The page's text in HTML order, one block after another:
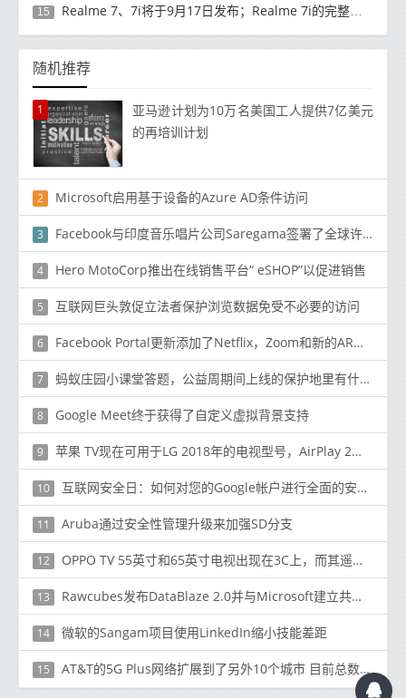
15 Realme 7、7i将于9月17日发布；Realme 7i的完整规格并导致泄漏
随机推荐
1
亚马逊计划为10万名美国工人提供7亿美元
的再培训计划
2 Microsoft启用基于设备的Azure AD条件访问
3 Facebook与印度音乐唱片公司Saregama签署了全球许可协议
4 Hero MotoCorp推出在线销售平台“ eSHOP”以促进销售
5 互联网巨头敦促立法者保护浏览数据免受不必要的访问
6 Facebook Portal更新添加了Netflix，Zoom和新的AR故事
7 蚂蚁庄园小课堂答题，公益周期间上线的保护地里有什么动物
8 Google Meet终于获得了自定义虚拟背景支持
9 苹果 TV现在可用于LG 2018年的电视型号，AirPlay 2和HomeKit稍后推出
10 互联网安全日：如何对您的Google帐户进行全面的安全检查
11 Aruba通过安全性管理升级来加强SD分支
12 OPPO TV 55英寸和65英寸电视出现在3C上，而其遥控器通过Bluetooth SIG
13 Rawcubes发布DataBlaze 2.0并与Microsoft建立共同销售合作伙伴关系
14 微软的Sangam项目使用LinkedIn缩小技能差距
15 AT&T的5G Plus网络扩展到了另外10个城市 目前总数为35个